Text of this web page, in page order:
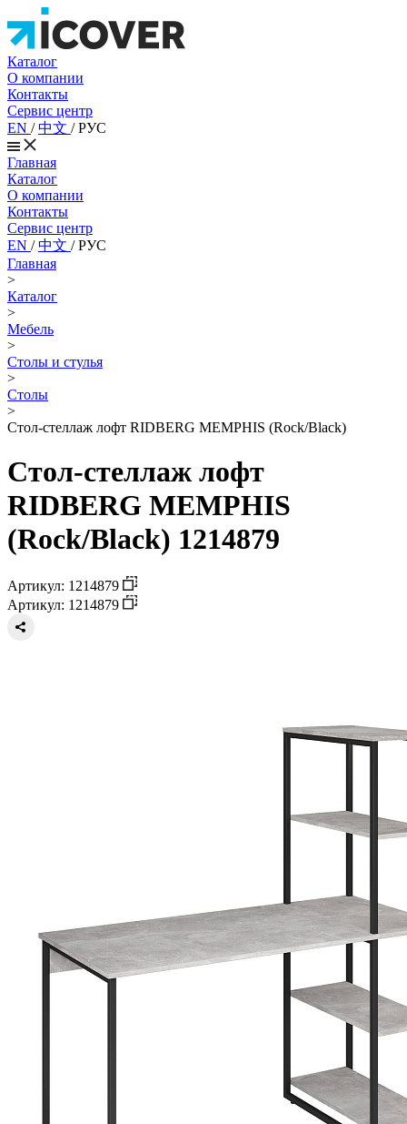
Каталог
О компании
Контакты
Сервис центр
EN /中文 /РУС
Главная
Каталог
О компании
Контакты
Сервис центр
EN /中文 /РУС
Главная
>
Каталог
>
Мебель
>
Столы и стулья
>
Столы
>
Стол-стеллаж лофт RIDBERG MEMPHIS (Rock/Black)
Стол-стеллаж лофт
RIDBERG MEMPHIS
(Rock/Black) 1214879
Артикул: 1214879
Артикул: 1214879